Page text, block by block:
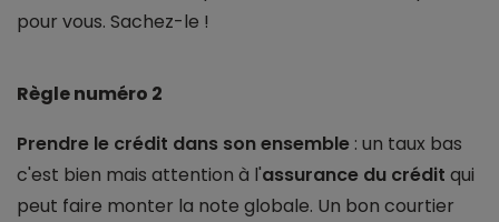
pour vous. Sachez-le !
Règle numéro 2
Prendre le crédit dans son ensemble : un taux bas
c'est bien mais attention à l'assurance du crédit qui
peut faire monter la note globale. Un bon courtier